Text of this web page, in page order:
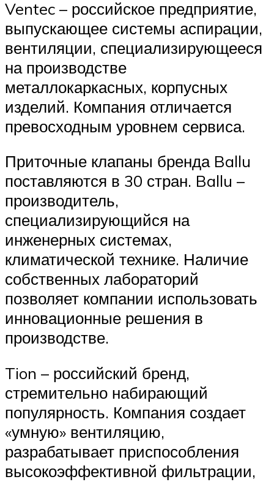
Ventec – российское предприятие,
выпускающее системы аспирации,
вентиляции, специализирующееся
на производстве
металлокаркасных, корпусных
изделий. Компания отличается
превосходным уровнем сервиса.
Приточные клапаны бренда Ballu
поставляются в 30 стран. Ballu –
производитель,
специализирующийся на
инженерных системах,
климатической технике. Наличие
собственных лабораторий
позволяет компании использовать
инновационные решения в
производстве.
Tion – российский бренд,
стремительно набирающий
популярность. Компания создает
«умную» вентиляцию,
разрабатывает приспособления
высокоэффективной фильтрации,